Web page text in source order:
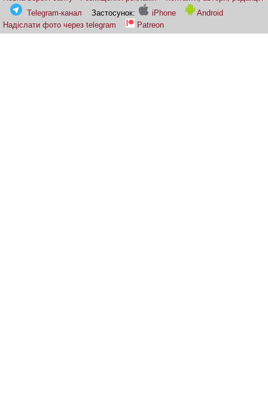
Telegram-канал
Застосунок: iPhone
Android
Надіслати фото через telegram
Patreon